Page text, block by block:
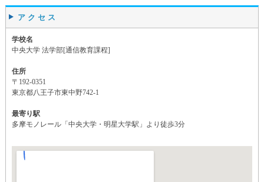
アクセス
学校名
中央大学 法学部[通信教育課程]
住所
〒192-0351
東京都八王子市東中野742-1
最寄り駅
多摩モノレール「中央大学・明星大学駅」より徒歩3分